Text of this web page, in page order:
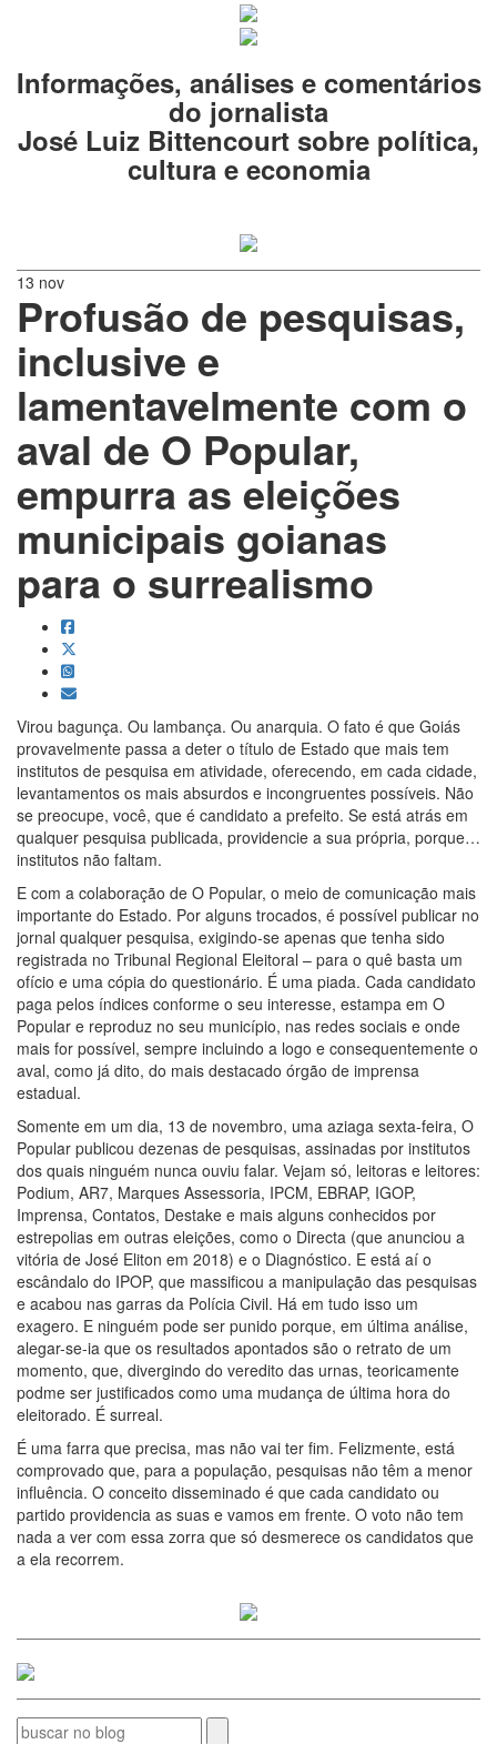
Informações, análises e comentários
do jornalista
José Luiz Bittencourt sobre política,
cultura e economia
13 nov
Profusão de pesquisas,
inclusive e
lamentavelmente com o
aval de O Popular,
empurra as eleições
municipais goianas
para o surrealismo
Virou bagunça. Ou lambança. Ou anarquia. O fato é que Goiás
provavelmente passa a deter o título de Estado que mais tem
institutos de pesquisa em atividade, oferecendo, em cada cidade,
levantamentos os mais absurdos e incongruentes possíveis. Não
se preocupe, você, que é candidato a prefeito. Se está atrás em
qualquer pesquisa publicada, providencie a sua própria, porque…
institutos não faltam.
E com a colaboração de O Popular, o meio de comunicação mais
importante do Estado. Por alguns trocados, é possível publicar no
jornal qualquer pesquisa, exigindo-se apenas que tenha sido
registrada no Tribunal Regional Eleitoral – para o quê basta um
ofício e uma cópia do questionário. É uma piada. Cada candidato
paga pelos índices conforme o seu interesse, estampa em O
Popular e reproduz no seu município, nas redes sociais e onde
mais for possível, sempre incluindo a logo e consequentemente o
aval, como já dito, do mais destacado órgão de imprensa
estadual.
Somente em um dia, 13 de novembro, uma aziaga sexta-feira, O
Popular publicou dezenas de pesquisas, assinadas por institutos
dos quais ninguém nunca ouviu falar. Vejam só, leitoras e leitores:
Podium, AR7, Marques Assessoria, IPCM, EBRAP, IGOP,
Imprensa, Contatos, Destake e mais alguns conhecidos por
estrepolias em outras eleições, como o Directa (que anunciou a
vitória de José Eliton em 2018) e o Diagnóstico. E está aí o
escândalo do IPOP, que massificou a manipulação das pesquisas
e acabou nas garras da Polícia Civil. Há em tudo isso um
exagero. E ninguém pode ser punido porque, em última análise,
alegar-se-ia que os resultados apontados são o retrato de um
momento, que, divergindo do veredito das urnas, teoricamente
podme ser justificados como uma mudança de última hora do
eleitorado. É surreal.
É uma farra que precisa, mas não vai ter fim. Felizmente, está
comprovado que, para a população, pesquisas não têm a menor
influência. O conceito disseminado é que cada candidato ou
partido providencia as suas e vamos em frente. O voto não tem
nada a ver com essa zorra que só desmerece os candidatos que
a ela recorrem.